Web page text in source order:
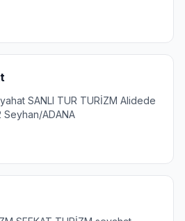
SANLI TUR TURİZM Alidede
Seyhan/ADANA